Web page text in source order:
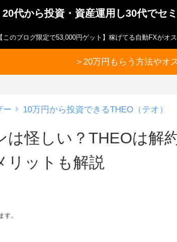
20代から投資・資産運用し30代でセ
【このブログ限定で53,000円ゲット】稼げてる自動FXがオス
＞20万円もらう方法やオ
ー 10万円から投資できるTHEO（テオ）
は怪しい？THEOは解
リットも解説
す。